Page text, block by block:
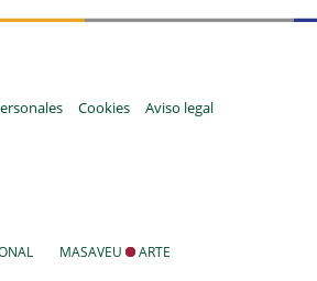
Aviso legal
Cookies
MASAVEU ARTE